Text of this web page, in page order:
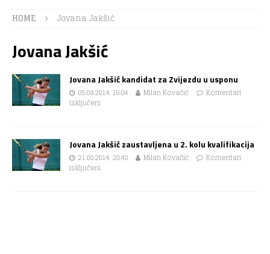
HOME Jovana Jakšić
Jovana Jakšić
Jovana Jakšić kandidat za Zvijezdu u usponu
05.09.2014. 16:04 Milan Kovačić
Komentari
isključeni
Jovana Jakšić zaustavljena u 2. kolu kvalifikacija
21.08.2014. 20:40 Milan Kovačić
Komentari
isključeni